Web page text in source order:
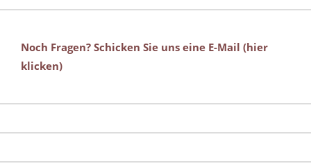
Noch Fragen? Schicken Sie uns eine E-Mail (hier
klicken)